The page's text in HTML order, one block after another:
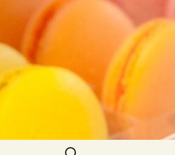
Zoeken